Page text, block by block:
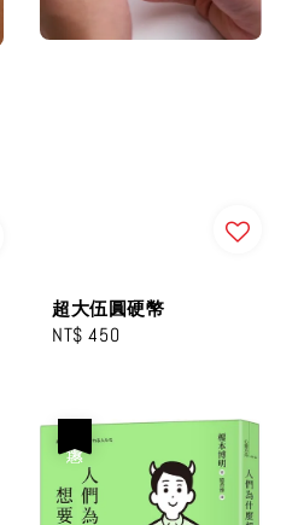
超大伍圓硬幣
Regular
NT$ 450